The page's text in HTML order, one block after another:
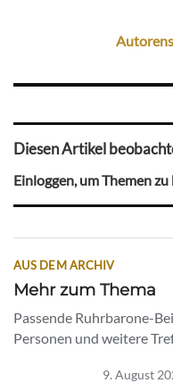
Diesen Artikel
Einloggen, um Themen
AUS DEM ARCHIV
Mehr zum Thema
Passende Ruhrbarone-
Personen und weitere
9. August